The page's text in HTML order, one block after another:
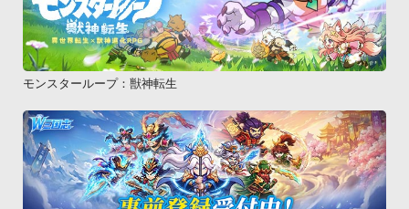
モンスターループ：獣神転生